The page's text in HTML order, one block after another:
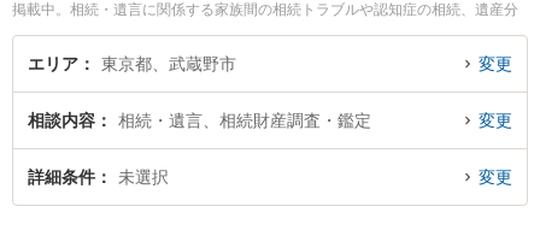
掲載中。相続・遺言に関係する家族間の相続トラブルや認知症の相続、遺産分
割等の細かな分野での絞り込み検索もでき便利です。特に清水法律事務所の清
水 徹弁護士や弁護士法人リブラ共同法律事務所 吉祥寺駅前オフィスの二又 朋
野市で土日や夜間に発生した相続財産調査・鑑定のトラブルを今すぐに弁護士
に相談したい』『相続財産調査・鑑定のトラブル解決の実績豊富な近くの弁護
士を検索したい』『初回相談無料で相続財産調査・鑑定を法律相談できる武蔵
エリア 東京都、武蔵野市 変更
相談内容 相続・遺言、相続財産調査・鑑定 変更
詳細条件 未選択 変更